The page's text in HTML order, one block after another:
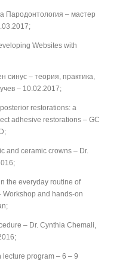
Пародонтология – мастер
Websites with
синус – теория, практика,
– 10.02.2017;
restorations: a
adhesive restorations – GC
and ceramic crowns – Dr.
the everyday routine of
and hands-on
– Dr. Cynthia Chemali,
program – 6 – 9